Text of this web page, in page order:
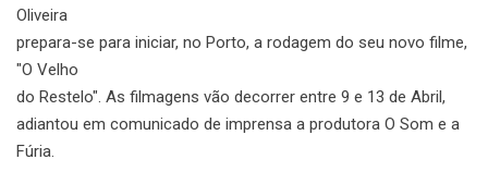
Oliveira
prepara-se para iniciar, no Porto, a rodagem do seu novo filme,
"O Velho
do Restelo". As filmagens vão decorrer entre 9 e 13 de Abril,
adiantou em comunicado de imprensa a produtora O Som e a
Fúria.